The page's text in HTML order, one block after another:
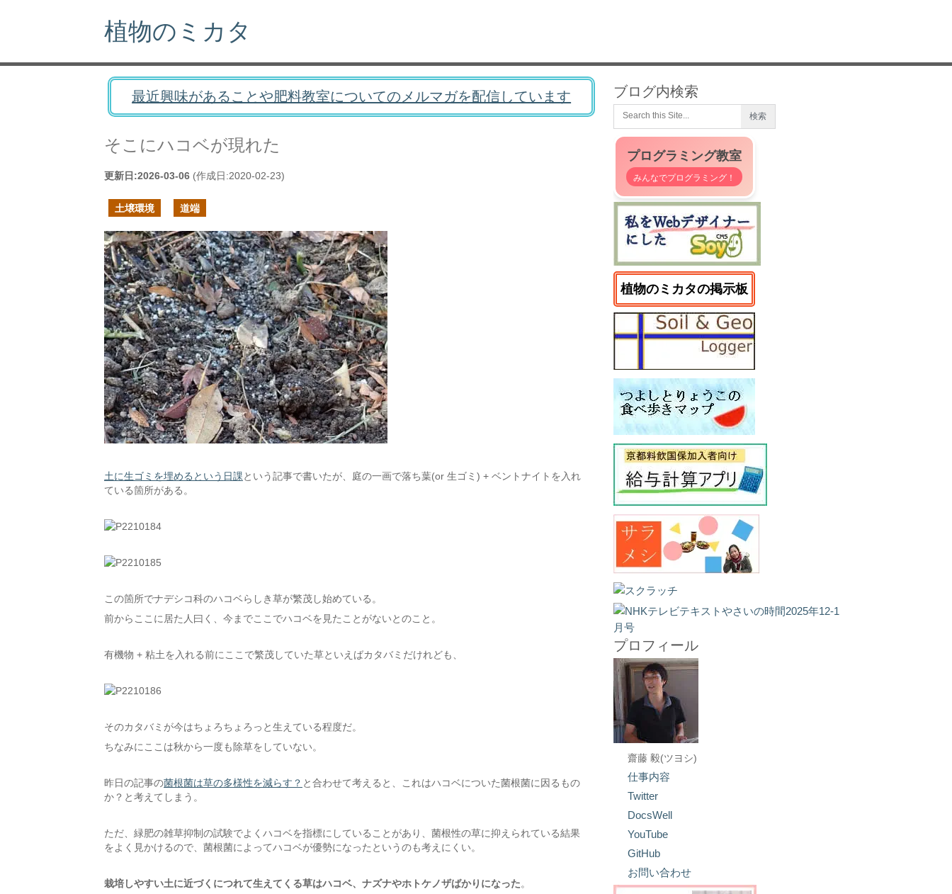
植物のミカタ
最近興味があることや肥料教室についてのメルマガを配信しています
そこにハコベが現れた
更新日:2026-03-06 (作成日:2020-02-23)
土壌環境 道端
土に生ゴミを埋めるという日課という記事で書いたが、庭の一画で落ち葉(or 生ゴミ) + ベントナイトを入れ
ている箇所がある。
この箇所でナデシコ科のハコベらしき草が繁茂し始めている。
前からここに居た人曰く、今までここでハコベを見たことがないとのこと。
有機物 + 粘土を入れる前にここで繁茂していた草といえばカタバミだけれども、
そのカタバミが今はちょろちょろっと生えている程度だ。
ちなみにここは秋から一度も除草をしていない。
昨日の記事の菌根菌は草の多様性を減らす？ と合わせて考えると、これはハコベについた菌根菌に因るもの
か？と考えてしまう。
ただ、緑肥の雑草抑制の試験でよくハコベを指標にしていることがあり、菌根性の草に抑えられている結果
をよく見かけるので、菌根菌によってハコベが優勢になったというのも考えにくい。
栽培しやすい土に近づくにつれて生えてくる草はハコベ、ナズナやホトケノザばかりになった。
ブログ内検索
プログラミング教室
みんなでプログラミング！
植物のミカタの掲示板
プロフィール
齋藤 毅(ツヨシ)
仕事内容
Twitter
DocsWell
YouTube
GitHub
お問い合わせ